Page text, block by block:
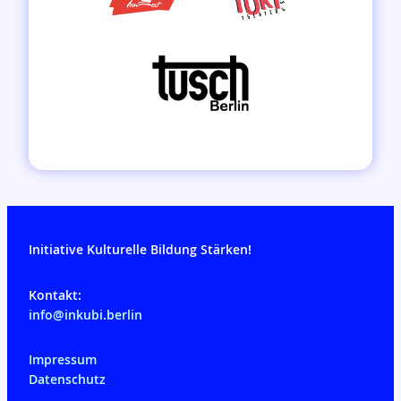
Initiative Kulturelle Bildung Stärken!
Kontakt:
info@inkubi.berlin
Impressum
Datenschutz